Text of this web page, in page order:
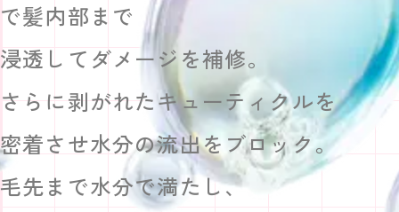
で髪内部まで
浸透してダメージを補修。
さらに剥がれたキューティクルを
密着させ水分の流出をブロック。
毛先まで水分で満たし、